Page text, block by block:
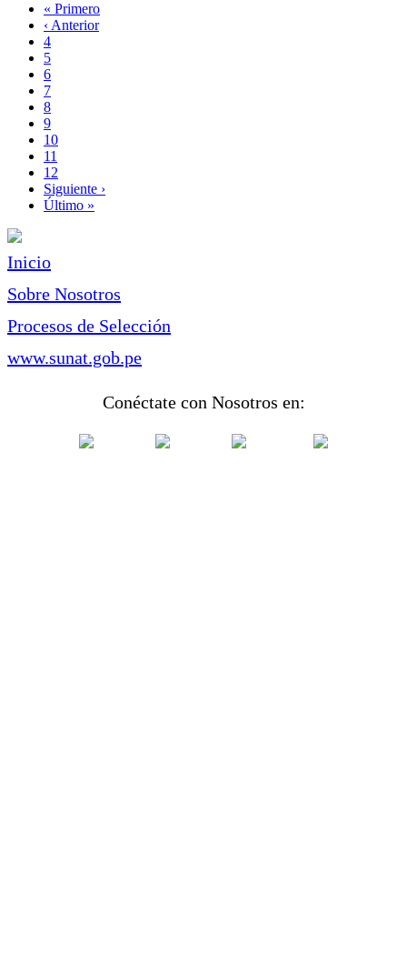
Paginación
Primera
página
« Primero
Página
anterior
‹ Anterior
Page
4
Page
5
Page
6
Page
7
Página
actual
8
Page
9
Page
10
Page
11
Page
12
Siguiente
página
Siguiente ›
Última
Último »
Inicio
Sobre Nosotros
Procesos de Selección
www.sunat.gob.pe
Conéctate con Nosotros en: